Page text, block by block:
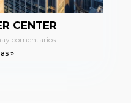
CENTER
comentarios
»